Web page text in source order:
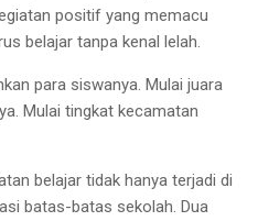
positif yang memacu
belajar tanpa kenal lelah.
para siswanya. Mulai juara
Mulai tingkat kecamatan
belajar tidak hanya terjadi di
batas-batas sekolah. Dua